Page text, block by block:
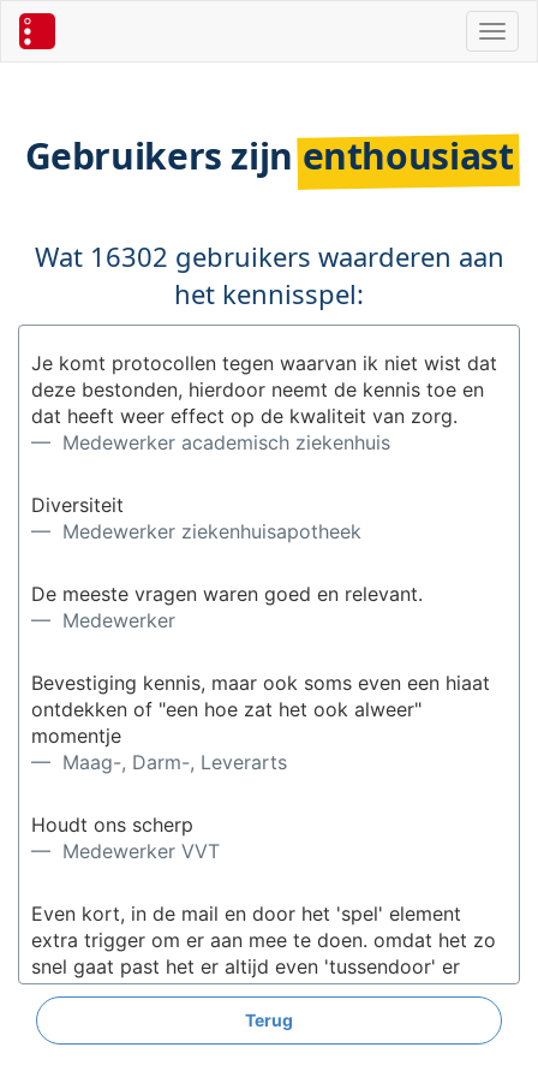
Gebruikers zijnenthousiast
Wat 16302 gebruikers waarderen aan
het kennisspel:
Je komt protocollen tegen waarvan ik niet wist dat
deze bestonden, hierdoor neemt de kennis toe en
dat heeft weer effect op de kwaliteit van zorg.
— Medewerker academisch ziekenhuis
Diversiteit
— Medewerker ziekenhuisapotheek
De meeste vragen waren goed en relevant.
— Medewerker
Bevestiging kennis, maar ook soms even een hiaat
ontdekken of "een hoe zat het ook alweer"
momentje
— Maag-, Darm-, Leverarts
Houdt ons scherp
— Medewerker VVT
Even kort, in de mail en door het 'spel' element
extra trigger om er aan mee te doen. omdat het zo
snel gaat past het er altijd even 'tussendoor' er
voor gaan zitten om een gehele nieuwe richtlijn
door te nemen is lastiger inplanbaar
— Gynaecoloog
Terug